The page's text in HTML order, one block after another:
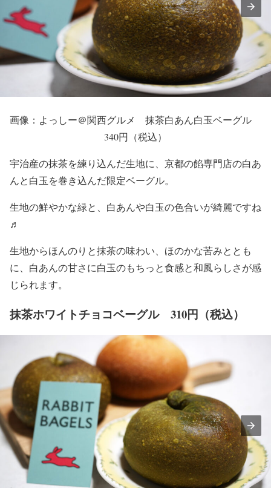
画像：よっしー＠関西グルメ 抹茶白あん白玉ベーグル
340円（税込）
宇治産の抹茶を練り込んだ生地に、京都の餡専門店の白あ
んと白玉を巻き込んだ限定ベーグル。
生地の鮮やかな緑と、白あんや白玉の色合いが綺麗ですね
♬
生地からほんのりと抹茶の味わい、ほのかな苦みととも
に、白あんの甘さに白玉のもちっと食感と和風らしさが感
じられます。
抹茶ホワイトチョコベーグル 310円（税込）